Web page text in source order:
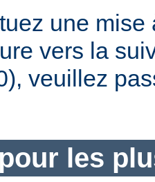
une
vers la
veuillez
les